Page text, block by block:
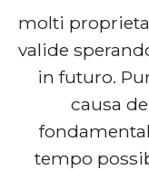
molti
valide
in futuro.
causa
tempo